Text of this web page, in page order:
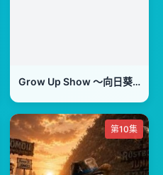
Grow Up Show ～向日葵马戏团～
第10集